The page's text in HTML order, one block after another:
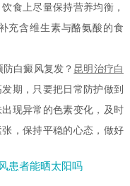
食上尽量保持营养均衡，
充含维生素与酪氨酸的食
白癜风复发？ 昆明治疗白
期，只要把日常防护做到
现异常的色素变化，及时
，保持平稳的心态，做好
患者能晒太阳吗